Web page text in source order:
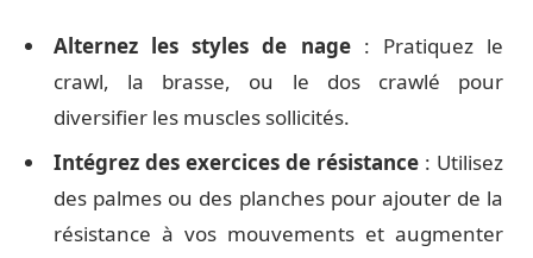
Alternez les styles de nage: Pratiquez le
crawl, la brasse, ou le dos crawlé pour
diversifier les muscles sollicités.
Intégrez des exercices de résistance : Utilisez
des palmes ou des planches pour ajouter de la
résistance à vos mouvements et augmenter